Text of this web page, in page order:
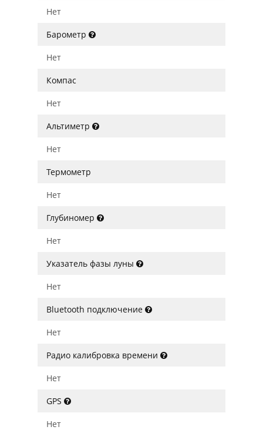
Нет
Барометр
Нет
Компас
Нет
Альтиметр
Нет
Термометр
Нет
Глубиномер
Нет
Указатель фазы луны
Нет
Bluetooth подключение
Нет
Радио калибровка времени
Нет
GPS
Нет